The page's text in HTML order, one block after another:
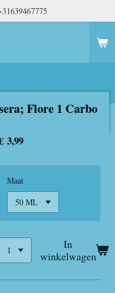
Flore 1 Carbo
3,99
Maat
In
winkelwagen